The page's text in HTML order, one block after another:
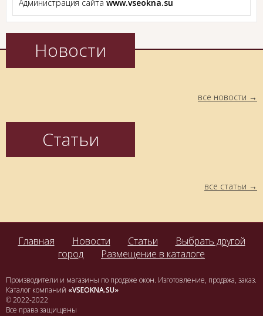
Администрация сайта www.vseokna.su
Новости
все новости
Статьи
все статьи
Главная Новости Статьи
Выбрать другой
город
Размещение в каталоге
Производители и магазины по продаже окон. Изготовление, продажа, заказ.
Каталог компаний «VSEOKNA.SU»
© 2022-2022
Все права защищены